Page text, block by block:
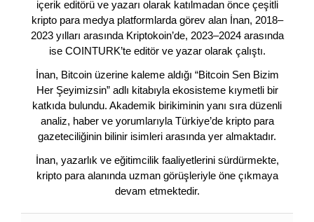
içerik editörü ve yazarı olarak katılmadan önce çeşitli
kripto para medya platformlarda görev alan İnan, 2018–
2023 yılları arasında Kriptokoin’de, 2023–2024 arasında
ise COINTURK’te editör ve yazar olarak çalıştı.
İnan, Bitcoin üzerine kaleme aldığı “Bitcoin Sen Bizim
Her Şeyimizsin” adlı kitabıyla ekosisteme kıymetli bir
katkıda bulundu. Akademik birikiminin yanı sıra düzenli
analiz, haber ve yorumlarıyla Türkiye’de kripto para
gazeteciliğinin bilinir isimleri arasında yer almaktadır.
İnan, yazarlık ve eğitimcilik faaliyetlerini sürdürmekte,
kripto para alanında uzman görüşleriyle öne çıkmaya
devam etmektedir.